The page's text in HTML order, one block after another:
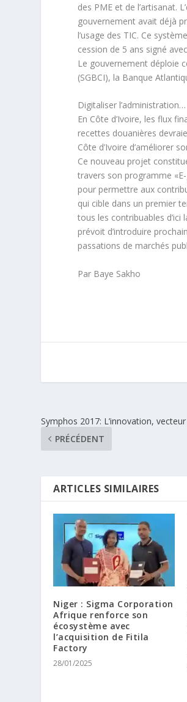
des PME et de l’artisanat.
gouvernement avait déjà
l’usage des TIC. Ce
cession de 5 ans signé
Le gouvernement déploie
(SGBCI), la Banque
Digitaliser l’administration…
En Côte d’Ivoire, les flux
recettes douanières
Côte d’Ivoire d’améliorer
Ce nouveau projet
travers son programme
pour permettre aux
qui cible dans un premier
tous les contribuables
prévoit d’introduire
passations de marchés
Par Baye Sakho
Symphos 2017: L’innovation,
PRÉCÉDENT
ARTICLES SIMILAIRES
Niger : Sigma Corporation
Afrique renforce son
écosystème avec
l’acquisition de Fitila
Factory
28/01/2025